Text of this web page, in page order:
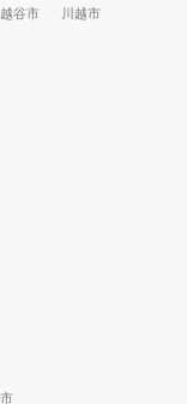
越谷市
川越市